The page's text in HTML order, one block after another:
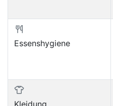
Essenshygiene
Kleidung